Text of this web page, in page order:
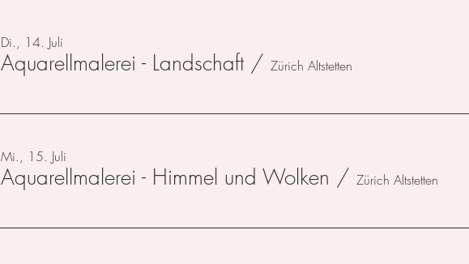
Di., 14. Juli
Aquarellmalerei - Landschaft / Zürich Altstetten
Mi., 15. Juli
Aquarellmalerei - Himmel und Wolken / Zürich Altstetten